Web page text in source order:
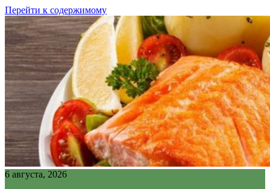
Перейти к содержимому
6 августа, 2026